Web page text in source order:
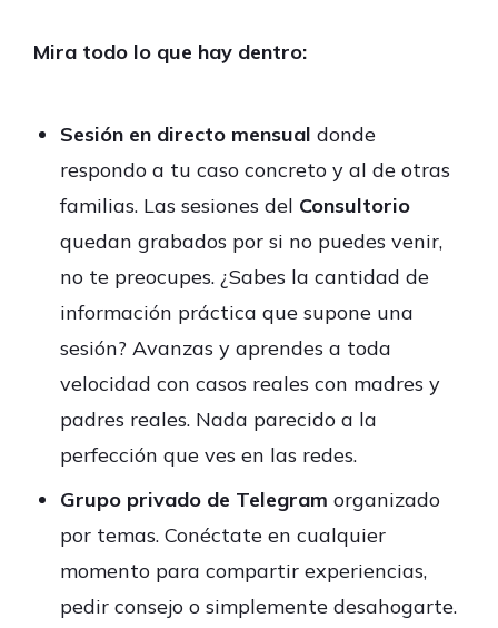
Mira todo lo que hay dentro:
Sesión en directo mensual donde
respondo a tu caso concreto y al de otras
familias. Las sesiones del Consultorio
quedan grabados por si no puedes venir,
no te preocupes. ¿Sabes la cantidad de
información práctica que supone una
sesión? Avanzas y aprendes a toda
velocidad con casos reales con madres y
padres reales. Nada parecido a la
perfección que ves en las redes.
Grupo privado de Telegram organizado
por temas. Conéctate en cualquier
momento para compartir experiencias,
pedir consejo o simplemente desahogarte.